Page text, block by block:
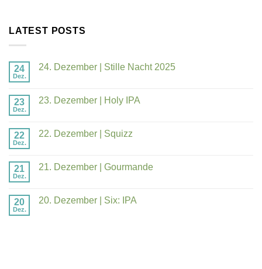
LATEST POSTS
24
Dez.
24. Dezember | Stille Nacht 2025
23
Dez.
23. Dezember | Holy IPA
22
Dez.
22. Dezember | Squizz
21
Dez.
21. Dezember | Gourmande
20
Dez.
20. Dezember | Six: IPA